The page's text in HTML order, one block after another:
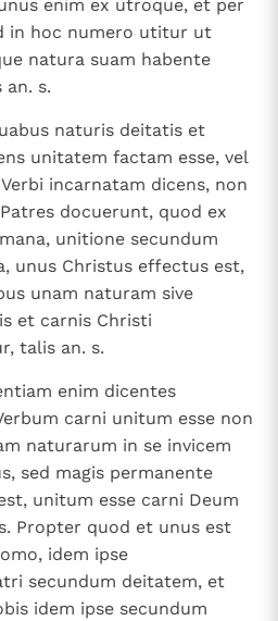
enim ex utroque, et per
in hoc numero utitur ut
natura suam habente
s.
naturis deitatis et
unitatem factam esse, vel
incarnatam dicens, non
docuerunt, quod ex
unitione secundum
unus Christus effectus est,
unam naturam sive
et carnis Christi
talis an. s.
enim dicentes
carni unitum esse non
naturarum in se invicem
sed magis permanente
unitum esse carni Deum
Propter quod et unus est
idem ipse
secundum deitatem, et
idem ipse secundum